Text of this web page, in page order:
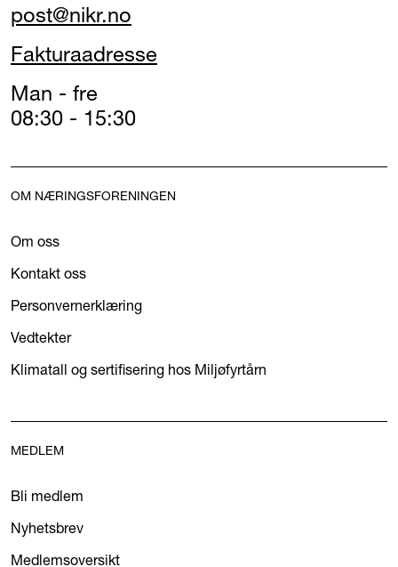
post@nikr.no
Fakturaadresse
Man - fre
08:30 - 15:30
OM NÆRINGSFORENINGEN
Om oss
Kontakt oss
Personvernerklæring
Vedtekter
Klimatall og sertifisering hos Miljøfyrtårn
MEDLEM
Bli medlem
Nyhetsbrev
Medlemsoversikt